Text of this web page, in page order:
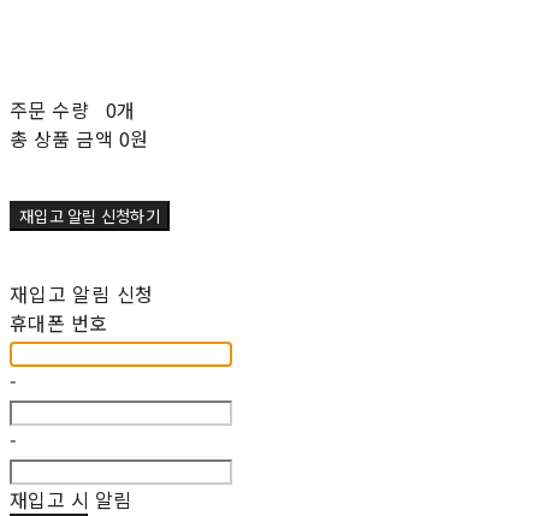
주문 수량 0개
총 상품 금액 0원
재입고 알림 신청하기
재입고 알림 신청
휴대폰 번호
-
-
재입고 시 알림